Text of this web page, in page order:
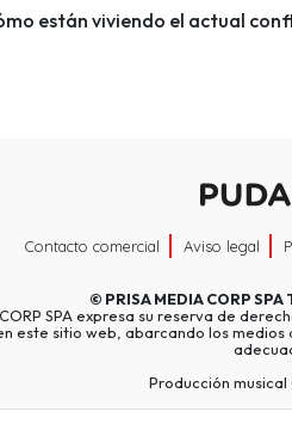
están viviendo el actual
Contacto comercial Aviso legal
© PRISA MEDIA CORP SPA
CORP SPA expresa su reserva de
este sitio web, abarcando los
Producción musical